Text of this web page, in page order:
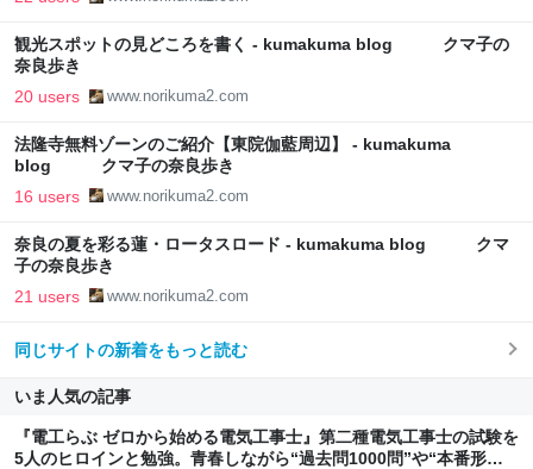
観光スポットの見どころを書く - kumakuma blog クマ子の
奈良歩き
20 users www.norikuma2.com
法隆寺無料ゾーンのご紹介【東院伽藍周辺】 - kumakuma
blog クマ子の奈良歩き
16 users www.norikuma2.com
奈良の夏を彩る蓮・ロータスロード - kumakuma blog クマ
子の奈良歩き
21 users www.norikuma2.com
同じサイトの新着をもっと読む
いま人気の記事
『電工らぶ ゼロから始める電気工事士』第二種電気工事士の試験を
5人のヒロインと勉強。青春しながら“過去問1000問”や“本番形式